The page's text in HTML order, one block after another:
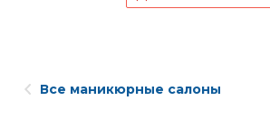
Все маникюрные салоны